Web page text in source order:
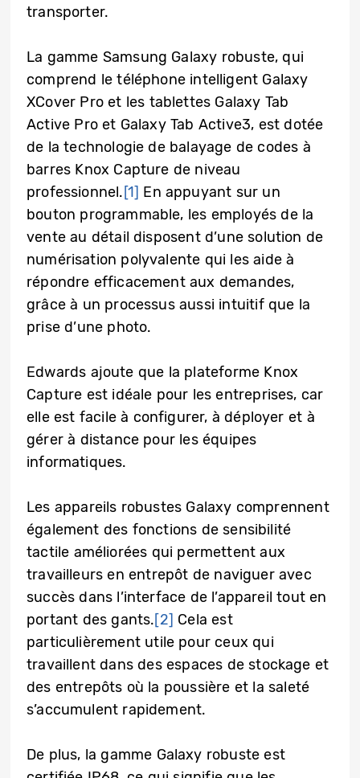
transporter.
La gamme Samsung Galaxy robuste, qui
comprend le téléphone intelligent Galaxy
XCover Pro et les tablettes Galaxy Tab
Active Pro et Galaxy Tab Active3, est dotée
de la technologie de balayage de codes à
barres Knox Capture de niveau
professionnel.[1] En appuyant sur un
bouton programmable, les employés de la
vente au détail disposent d’une solution de
numérisation polyvalente qui les aide à
répondre efficacement aux demandes,
grâce à un processus aussi intuitif que la
prise d’une photo.
Edwards ajoute que la plateforme Knox
Capture est idéale pour les entreprises, car
elle est facile à configurer, à déployer et à
gérer à distance pour les équipes
informatiques.
Les appareils robustes Galaxy comprennent
également des fonctions de sensibilité
tactile améliorées qui permettent aux
travailleurs en entrepôt de naviguer avec
succès dans l’interface de l’appareil tout en
portant des gants.[2] Cela est
particulièrement utile pour ceux qui
travaillent dans des espaces de stockage et
des entrepôts où la poussière et la saleté
s’accumulent rapidement.
De plus, la gamme Galaxy robuste est